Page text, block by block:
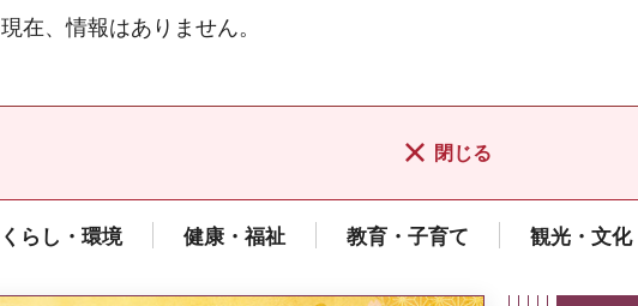
現在、情報はありません。
閉じる
くらし・環境 健康・福祉 教育・子育て 観光・文化